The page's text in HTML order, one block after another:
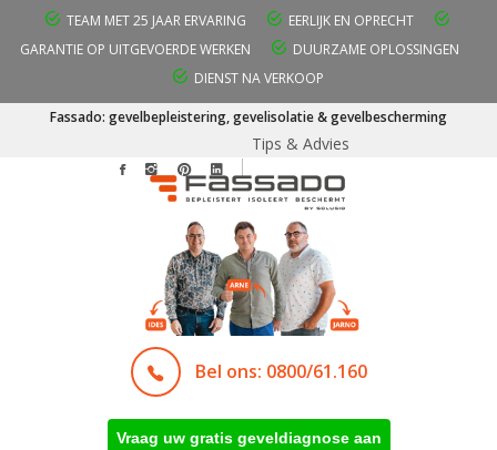
TEAM MET 25 JAAR ERVARING
EERLIJK EN OPRECHT
GARANTIE OP UITGEVOERDE WERKEN
DUURZAME OPLOSSINGEN
DIENST NA VERKOOP
Fassado: gevelbepleistering, gevelisolatie & gevelbescherming
Tips & Advies
Bel ons: 0800/61.160
Vraag uw gratis geveldiagnose aan